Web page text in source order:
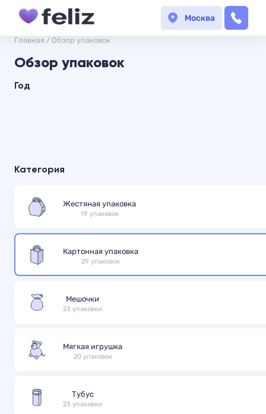
Москва
Главная / Обзор упаковок
Обзор упаковок
Год
Категория
Жестяная упаковка
19 упаковок
Картонная упаковка
29 упаковок
Мешочки
23 упаковки
Мягкая игрушка
20 упаковок
Тубус
23 упаковки